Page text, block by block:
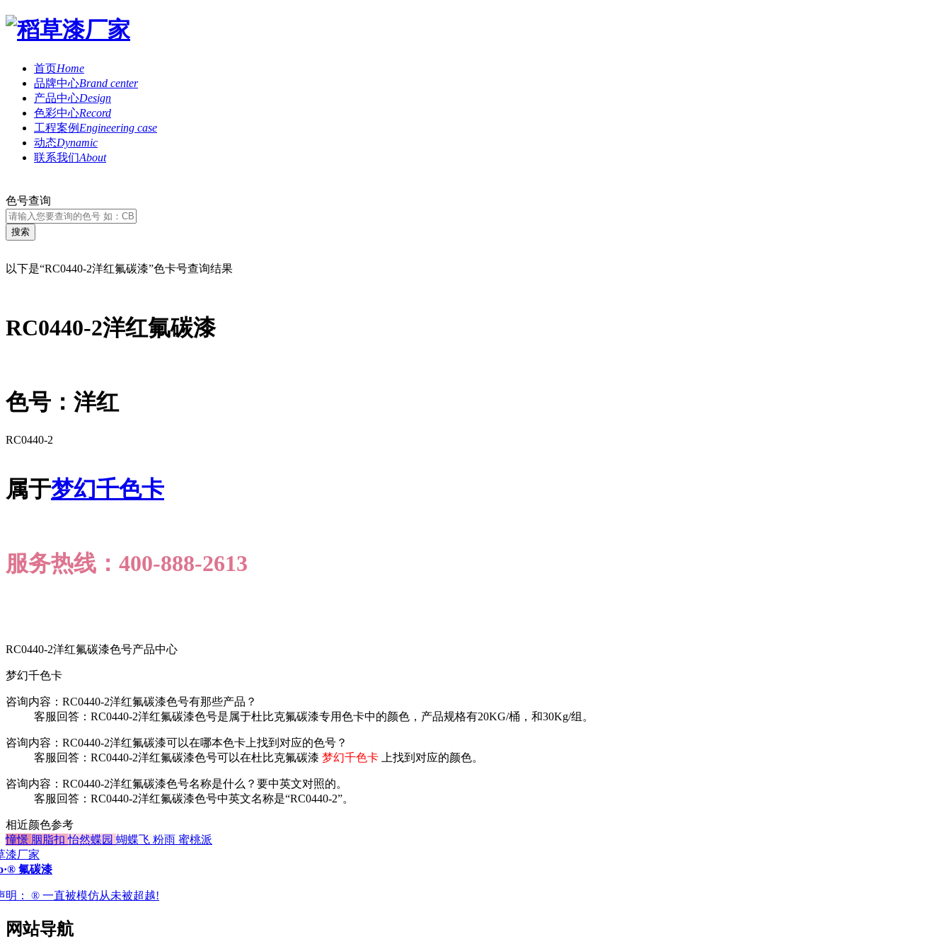
首页Home
品牌中心Brand center
产品中心Design
色彩中心Record
工程案例 Engineering case
动态Dynamic
联系我们About
色号查询
以下是“RC0440-2洋红氟碳漆”色卡号查询结果
RC0440-2洋红氟碳漆
色号：洋红
RC0440-2
属于梦幻千色卡
服务热线：400-888-2613
RC0440-2洋红氟碳漆色号产品中心
梦幻千色卡
咨询内容：RC0440-2洋红氟碳漆色号有那些产品？
客服回答：RC0440-2洋红氟碳漆色号是属于杜比克氟碳漆专用色卡中的颜色，产品规格有20KG/桶，和30Kg/组。
咨询内容：RC0440-2洋红氟碳漆可以在哪本色卡上找到对应的色号？
客服回答：RC0440-2洋红氟碳漆色号可以在杜比克氟碳漆 梦幻千色卡 上找到对应的颜色。
咨询内容：RC0440-2洋红氟碳漆色号名称是什么？要中英文对照的。
客服回答：RC0440-2洋红氟碳漆色号中英文名称是“RC0440-2”。
相近颜色参考
憧憬 胭脂扣怡然蝶园 蝴蝶飞 粉雨 蜜桃派
氟碳漆
明： ® 一直被模仿从未被超越!
网站导航